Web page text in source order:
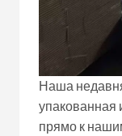
Наша
упакованная
прямо к